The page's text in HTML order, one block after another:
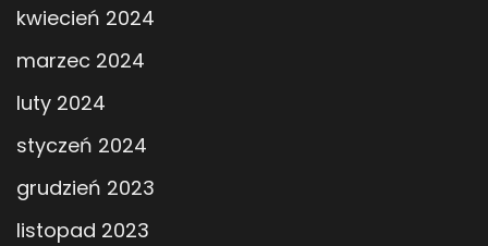
kwiecień 2024
marzec 2024
luty 2024
styczeń 2024
grudzień 2023
listopad 2023